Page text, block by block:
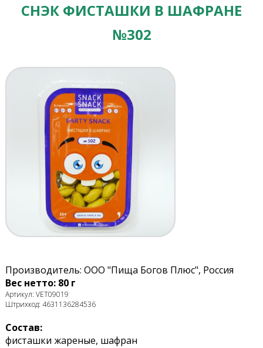
СНЭК ФИСТАШКИ В ШАФРАНЕ
№302
Производитель: ООО "Пища Богов Плюс", Россия
Вес нетто: 80 г
Артикул: VET09019
Штрихкод: 4631136284536
Состав:
фисташки жареные, шафран